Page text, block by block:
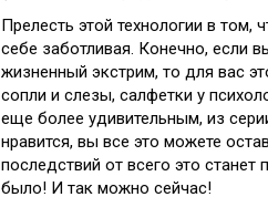
Прелесть этой технологии в том,
себе заботливая. Конечно, если
жизненный экстрим, то для вас
сопли и слезы, салфетки у
еще более удивительным, из
нравится, вы все это можете
последствий от всего это
было! И так можно сейчас!